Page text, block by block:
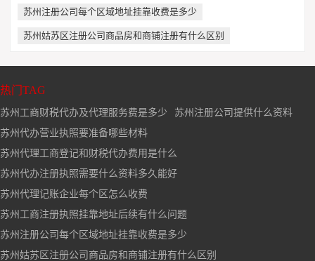
苏州注册公司每个区域地址挂靠收费是多少
苏州姑苏区注册公司商品房和商铺注册有什么区别
热门TAG
苏州工商财税代办及代理服务费是多少
苏州注册公司提供什么资料
苏州代办营业执照要准备哪些材料
苏州代理工商登记和财税代办费用是什么
苏州代办注册执照需要什么资料多久能好
苏州代理记账企业每个区怎么收费
苏州工商注册执照挂靠地址后续有什么问题
苏州注册公司每个区域地址挂靠收费是多少
苏州姑苏区注册公司商品房和商铺注册有什么区别